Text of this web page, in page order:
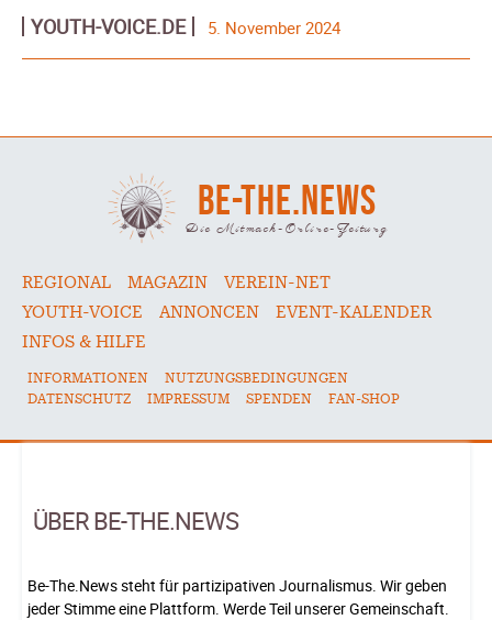
YOUTH-VOICE.DE 5. November 2024
BE-THE.NEWS
Die Mitmach-Online-Zeitung
REGIONAL MAGAZIN
VEREIN-NET
YOUTH-VOICE
ANNONCEN
EVENT-KALENDER
INFOS & HILFE
INFORMATIONEN
NUTZUNGSBEDINGUNGEN
DATENSCHUTZ
IMPRESSUM SPENDEN FAN-SHOP
ÜBER BE-THE.NEWS
Be-The.News steht für partizipativen Journalismus. Wir geben
jeder Stimme eine Plattform. Werde Teil unserer Gemeinschaft.